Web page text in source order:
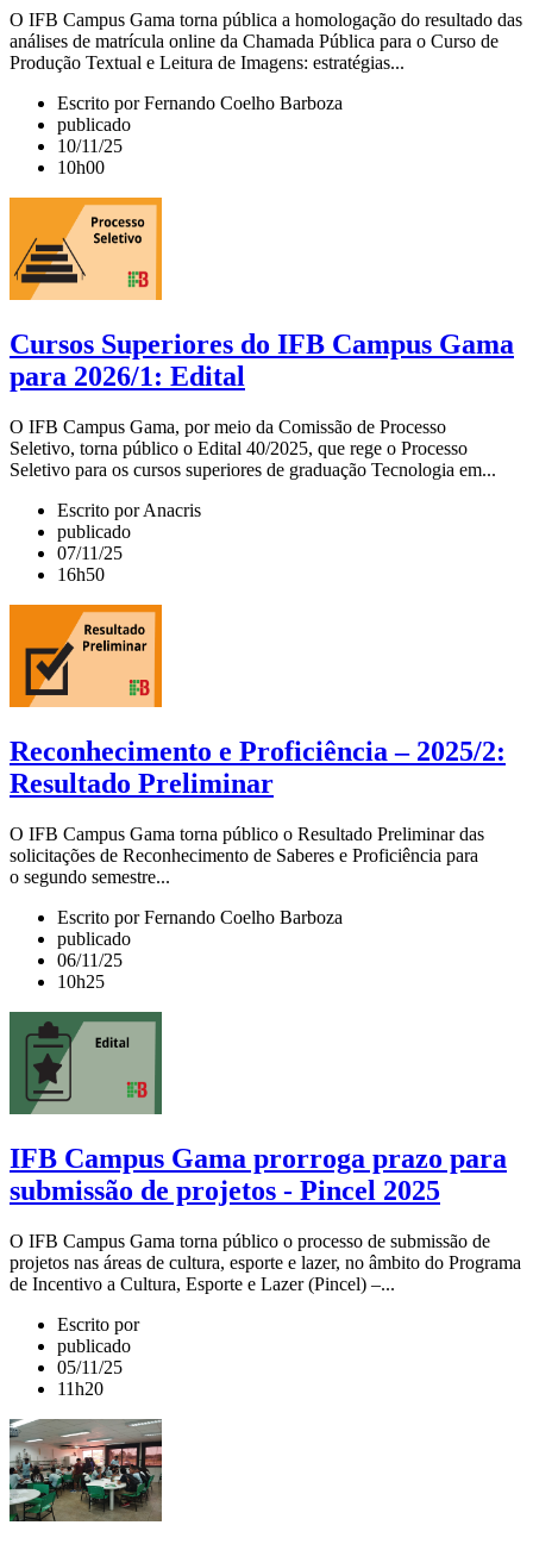
O IFB Campus Gama torna pública a homologação do resultado das
análises de matrícula online da Chamada Pública para o Curso de
Produção Textual e Leitura de Imagens: estratégias...
Escrito por Fernando Coelho Barboza
publicado
10/11/25
10h00
Cursos Superiores do IFB Campus Gama
para 2026/1: Edital
O IFB Campus Gama, por meio da Comissão de Processo
Seletivo, torna público o Edital 40/2025, que rege o Processo
Seletivo para os cursos superiores de graduação Tecnologia em...
Escrito por Anacris
publicado
07/11/25
16h50
Reconhecimento e Proficiência – 2025/2:
Resultado Preliminar
O IFB Campus Gama torna público o Resultado Preliminar das
solicitações de Reconhecimento de Saberes e Proficiência para
o segundo semestre...
Escrito por Fernando Coelho Barboza
publicado
06/11/25
10h25
IFB Campus Gama prorroga prazo para
submissão de projetos - Pincel 2025
O IFB Campus Gama torna público o processo de submissão de
projetos nas áreas de cultura, esporte e lazer, no âmbito do Programa
de Incentivo a Cultura, Esporte e Lazer (Pincel) –...
Escrito por
publicado
05/11/25
11h20